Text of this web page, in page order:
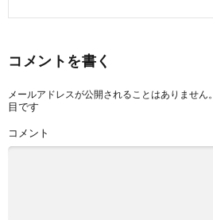
コメントを書く
メールアドレスが公開されることはありません。
目です
コメント